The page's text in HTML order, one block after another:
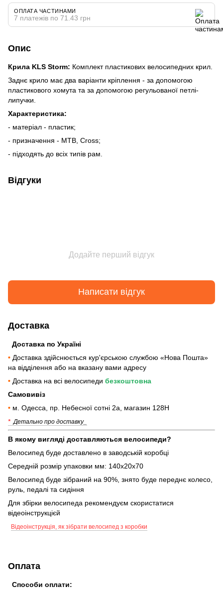
ОПЛАТА ЧАСТИНАМИ
7 платежів по 71.43 грн
Опис
Крила KLS Storm: Комплект пластикових велосипедних крил.
Заднє крило має два варіанти кріплення - за допомогою
пластикового хомута та за допомогою регульованої петлі-
липучки.
Характеристика:
- матеріал - пластик;
- призначення - MTB, Cross;
- підходять до всіх типів рам.
Відгуки
Додайте перший відгук
Написати відгук
Доставка
Доставка по Україні
• Доставка здійснюється кур'єрською службою «Нова Пошта»
на відділення або на вказану вами адресу
• Доставка на всі велосипеди безкоштовна
Самовивіз
• м. Одесса, пр. Небесної сотні 2а, магазин 128Н
* Детально про доставку_
В якому вигляді доставляються велосипеди?
Велосипед буде доставлено в заводській коробці
Середній розмір упаковки мм: 140х20х70
Велосипед буде зібраний на 90%, знято буде переднє колесо,
руль, педалі та сидіння
Для збірки велосипеда рекомендуєм скористатися
відеоінструкцієй
Відеоінструкція, як зібрати велосипед з коробки
Оплата
Способи оплати: